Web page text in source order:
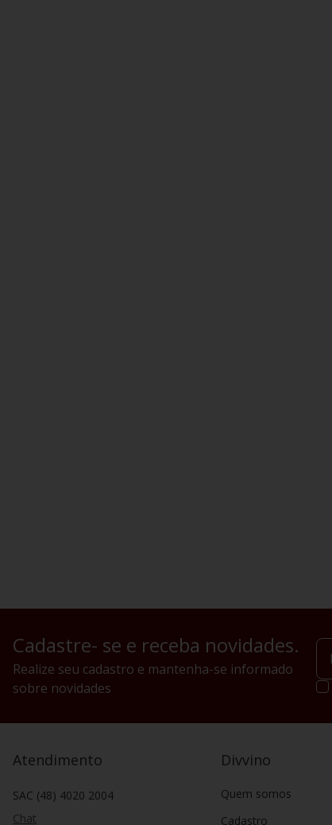
Cadastre- se e receba novidades.
Realize seu cadastro e mantenha-se informado
sobre novidades
Atendimento
SAC (48) 4020 2004
Chat
Divvino
Quem somos
Cadastro